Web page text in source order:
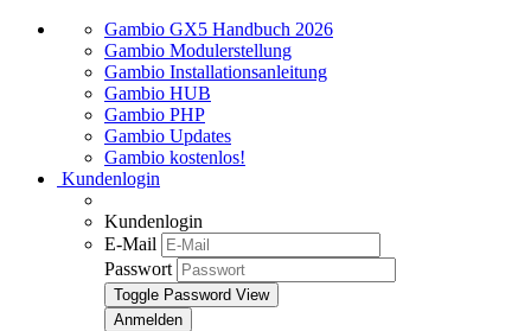
Gambio GX5 Handbuch 2026
Gambio Modulerstellung
Gambio Installationsanleitung
Gambio HUB
Gambio PHP
Gambio Updates
Gambio kostenlos!
Kundenlogin
Kundenlogin
E-Mail
Passwort
Toggle Password View